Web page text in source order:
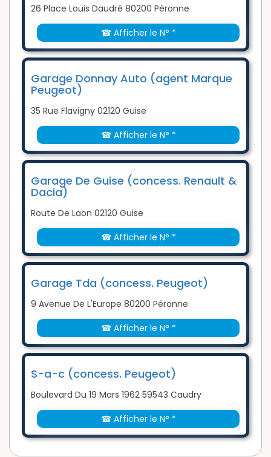
26 Place Louis Daudré 80200 Péronne
☎ Afficher le N° *
Garage Donnay Auto (agent Marque
Peugeot)
35 Rue Flavigny 02120 Guise
☎ Afficher le N° *
Garage De Guise (concess. Renault &
Dacia)
Route De Laon 02120 Guise
☎ Afficher le N° *
Garage Tda (concess. Peugeot)
9 Avenue De L'Europe 80200 Péronne
☎ Afficher le N° *
S-a-c (concess. Peugeot)
Boulevard Du 19 Mars 1962 59543 Caudry
☎ Afficher le N° *